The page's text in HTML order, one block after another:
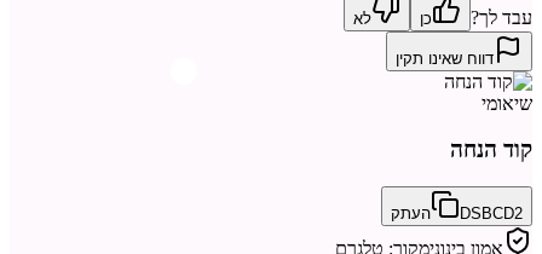
עבד לך?
כן לא
דווח שאינו תקין
שיאומי
קוד הנחה
DSBCD2 העתק
אמון בינונימקור: טלגרם